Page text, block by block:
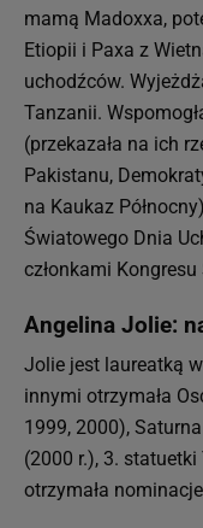
mamą Madoxxa,
Etiopii i Paxa z
uchodźców.
Tanzanii.
(przekazała na ich
Pakistanu,
na Kaukaz
Światowego Dnia
członkami
Angelina Jolie:
Jolie jest laureatką
innymi otrzymała
1999, 2000),
(2000 r.), 3.
otrzymała